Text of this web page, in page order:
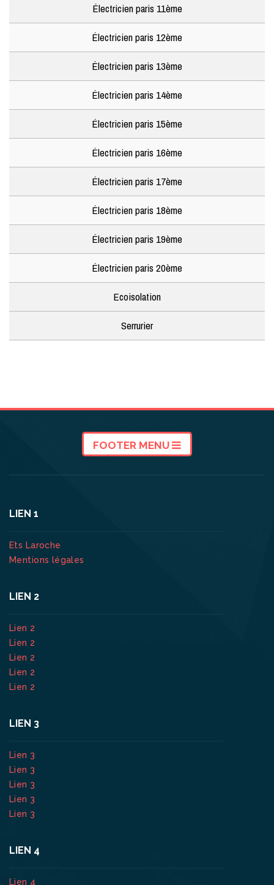
Électricien paris 11ème
Électricien paris 12ème
Électricien paris 13ème
Électricien paris 14ème
Électricien paris 15ème
Électricien paris 16ème
Électricien paris 17ème
Électricien paris 18ème
Électricien paris 19ème
Électricien paris 20ème
Ecoisolation
Serrurier
FOOTER MENU
LIEN 1
Ets Laroche
Mentions légales
LIEN 2
Lien 2
Lien 2
Lien 2
Lien 2
Lien 2
LIEN 3
Lien 3
Lien 3
Lien 3
Lien 3
Lien 3
LIEN 4
Lien 4